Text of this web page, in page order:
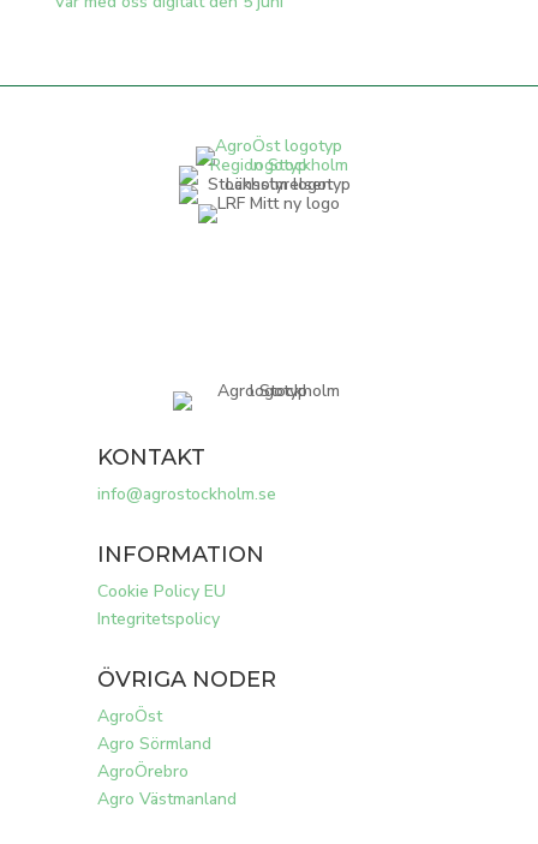
KONTAKT
info@agrostockholm.se
INFORMATION
Cookie Policy EU
Integritetspolicy
ÖVRIGA NODER
AgroÖst
Agro Sörmland
AgroÖrebro
Agro Västmanland